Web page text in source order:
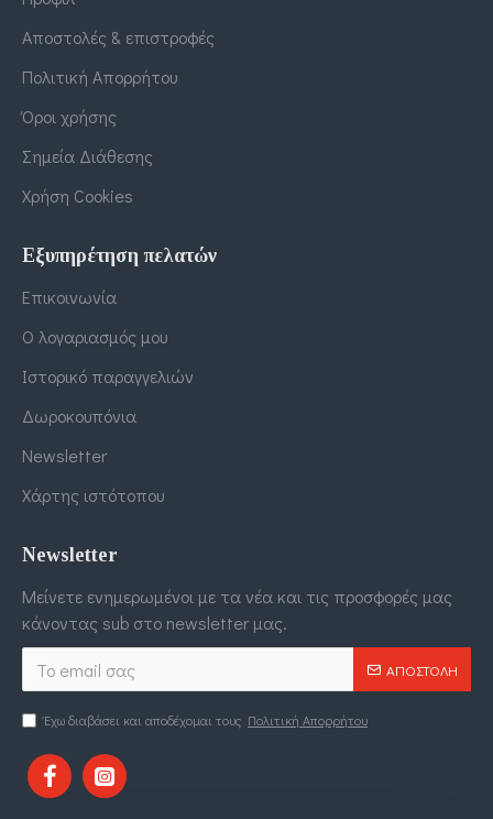
Αποστολές & επιστροφές
Πολιτική Απορρήτου
Όροι χρήσης
Σημεία Διάθεσης
Χρήση Cookies
Εξυπηρέτηση πελατών
Επικοινωνία
Ο λογαριασμός μου
Ιστορικό παραγγελιών
Δωροκουπόνια
Newsletter
Χάρτης ιστότοπου
Newsletter
Μείνετε ενημερωμένοι με τα νέα και τις προσφορές μας
κάνοντας sub στο newsletter μας.
ΑΠΟΣΤΟΛΉ
Έχω διαβάσει και αποδέχομαι τους Πολιτική Απορρήτου